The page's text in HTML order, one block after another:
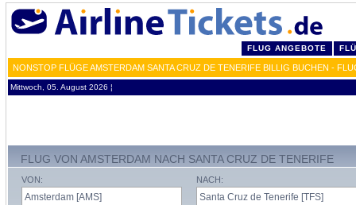
FLUG ANGEBOTE
NONSTOP FLÜGE AMSTERDAM SANTA CRUZ DE TENERIFE BILLIG BUCHEN -
Mittwoch, 05. August 2026 ¦
FLUG VON AMSTERDAM NACH SANTA CRUZ DE TENERIFE
VON: NACH: